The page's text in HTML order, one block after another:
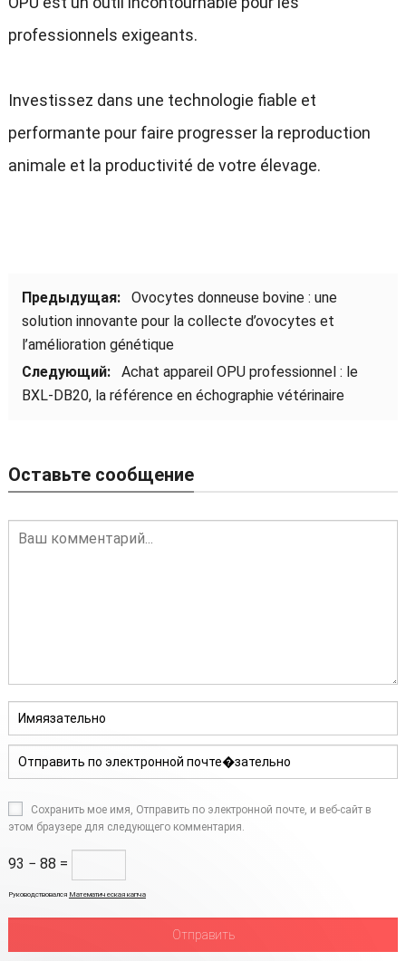
professionnels exigeants.
Investissez dans une technologie fiable et
performante pour faire progresser la reproduction
animale et la productivité de votre élevage.
Предыдущая: Ovocytes donneuse bovine: une
solution innovante pour la collecte d’ovocytes et
l’amélioration génétique
Следующий:
Achat appareil OPU professionnel: le
BXL-DB20, la référence en échographie vétérinaire
Оставьте сообщение
Сохранить мое имя, Отправить по электронной почте, и веб-сайт в
этом браузере для следующего комментария.
93 − 88 =
Руководствовался Математическая капча